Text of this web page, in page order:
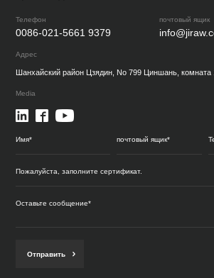
Телефон
0086-021-5661 9379
почтовый ящик
Адрес
Шанхайский район Цзядин, No 799 Циншань, комната
Media
Отправить